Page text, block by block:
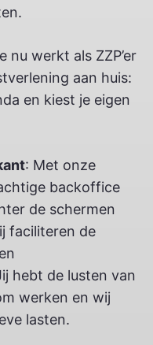
nu werkt als ZZP’er
aan huis:
en kiest je eigen
: Met onze
backoffice
de schermen
faciliteren de
hebt de lusten van
werken en wij
lasten.